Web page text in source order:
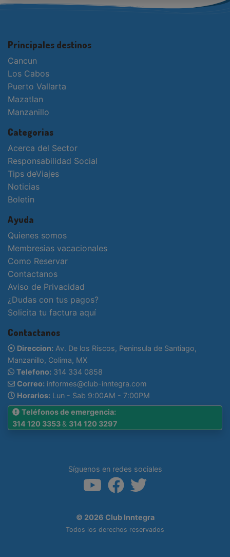
Principales destinos
Cancun
Los Cabos
Puerto Vallarta
Mazatlan
Manzanillo
Categorias
Acerca del Sector
Responsabilidad Social
Tips deViajes
Noticias
Boletin
Ayuda
Quienes somos
Membresias vacacionales
Como Reservar
Contactanos
Aviso de Privacidad
¿Dudas con tus pagos?
Solicita tu factura aquí
Contactanos
Direccion: Av. De los Riscos, Peninsula de Santiago,
Manzanillo, Colima, MX
Telefono: 314 334 0858
Correo: informes@club-inntegra.com
Horarios: Lun - Sab 9:00AM - 7:00PM
Teléfonos de emergencia:
314 120 3353 & 314 120 3297
Síguenos en redes sociales
© 2026 Club Inntegra
Todos los derechos reservados